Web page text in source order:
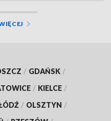
/ GDAŃSK /
/ KIELCE /
/ OLSZTYN /